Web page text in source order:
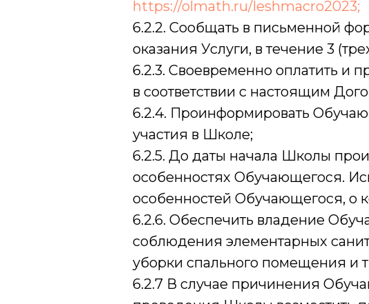
https://olmath.ru/leshmacro2023;
6.2.2. Сообщать в письменной
оказания Услуги, в течение 3
6.2.3. Своевременно оплатить и
в соответствии с настоящим
6.2.4. Проинформировать
участия в Школе;
6.2.5. До даты начала Школы
особенностях Обучающегося.
особенностей Обучающегося, о
6.2.6. Обеспечить владение
соблюдения элементарных
уборки спального помещения и
6.2.7 В случае причинения